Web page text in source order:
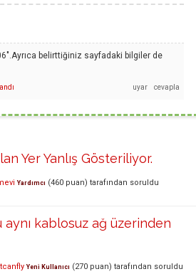
belirttiğiniz sayfadaki bilgiler de
Yer Yanlış Gösteriliyor.
Yardımcı (460 puan) tarafından soruldu
kablosuz ağ üzerinden
Yeni Kullanıcı (270 puan) tarafından soruldu